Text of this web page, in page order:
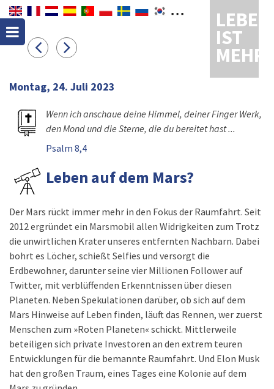
LEBEN
IST
MEHR
Montag, 24. Juli 2023
Wenn ich anschaue deine Himmel, deiner Finger Werk,
den Mond und die Sterne, die du bereitet hast ...
Psalm 8,4
Leben auf dem Mars?
Der Mars rückt immer mehr in den Fokus der Raumfahrt. Seit
2012 ergründet ein Marsmobil allen Widrigkeiten zum Trotz
die unwirtlichen Krater unseres entfernten Nachbarn. Dabei
bohrt es Löcher, schießt Selfies und versorgt die
Erdbewohner, darunter seine vier Millionen Follower auf
Twitter, mit verblüffenden Erkenntnissen über diesen
Planeten. Neben Spekulationen darüber, ob sich auf dem
Mars Hinweise auf Leben finden, läuft das Rennen, wer zuerst
Menschen zum »Roten Planeten« schickt. Mittlerweile
beteiligen sich private Investoren an den extrem teuren
Entwicklungen für die bemannte Raumfahrt. Und Elon Musk
hat den großen Traum, eines Tages eine Kolonie auf dem